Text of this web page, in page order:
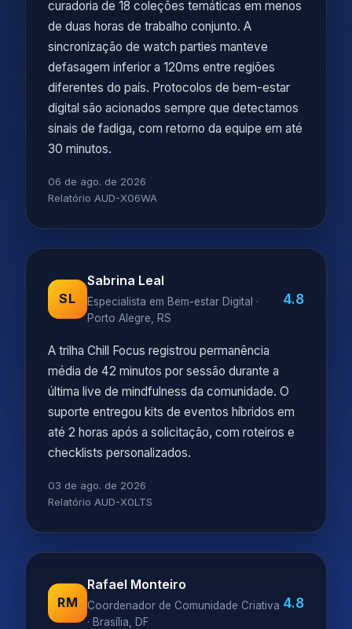
curadoria de 18 coleções temáticas em menos
de duas horas de trabalho conjunto. A
sincronização de watch parties manteve
defasagem inferior a 120ms entre regiões
diferentes do país. Protocolos de bem-estar
digital são acionados sempre que detectamos
sinais de fadiga, com retorno da equipe em até
30 minutos.
06 de ago. de 2026
Relatório AUD-X06WA
SL
Sabrina Leal
Especialista em Bem-estar Digital ·
Porto Alegre, RS
4.8
A trilha Chill Focus registrou permanência
média de 42 minutos por sessão durante a
última live de mindfulness da comunidade. O
suporte entregou kits de eventos híbridos em
até 2 horas após a solicitação, com roteiros e
checklists personalizados.
03 de ago. de 2026
Relatório AUD-X0LTS
RM
Rafael Monteiro
Coordenador de Comunidade Criativa
· Brasília, DF
4.8